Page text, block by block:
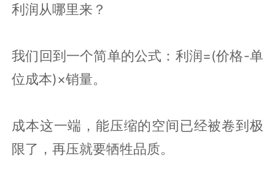
利润从哪里来？
我们回到一个简单的公式：利润=(价格-单
位成本)×销量。
成本这一端，能压缩的空间已经被卷到极
限了，再压就要牺牲品质。